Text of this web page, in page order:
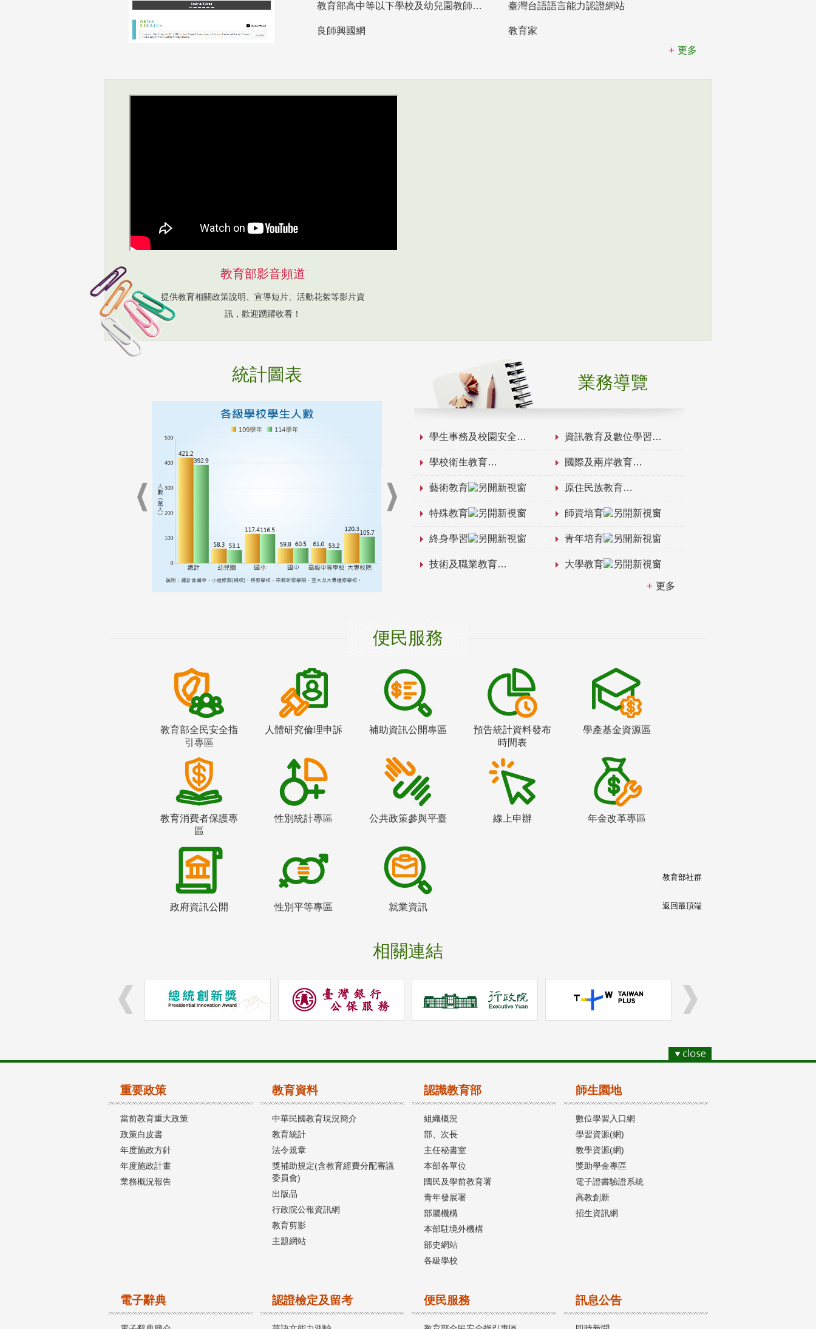
教育部高中等以下學校及幼兒園教師資格檢定考試 臺灣台語語言能力認證網站
良師興國網
教育家
更多
教育部影音頻道
提供教育相關政策說明、宣導短片、活動花絮等影片資
訊，歡迎踴躍收看！
統計圖表 業務導覽
學生事務及校園安全 資訊教育及數位學習
學校衛生教育 國際及兩岸教育
藝術教育 原住民族教育
特殊教育 師資培育
終身學習 青年培育
技術及職業教育 大學教育
更多
便民服務
教育部全民安全指
引專區
人體研究倫理申訴 補助資訊公開專區
預告統計資料發布
時間表
學產基金資源區
教育消費者保護專
區
性別統計專區 公共政策參與平臺 線上申辦 年金改革專區
政府資訊公開 性別平等專區 就業資訊
相關連結
教育部社群
返回最頂端
重要政策
當前教育重大政策
政策白皮書
年度施政方針
年度施政計畫
業務概況報告
教育資料
中華民國教育現況簡介
教育統計
法令規章
獎補助規定(含教育經費分配審議
委員會)
出版品
行政院公報資訊網
教育剪影
主題網站
認識教育部
組織概況
部、次長
主任秘書室
本部各單位
國民及學前教育署
青年發展署
部屬機構
本部駐境外機構
部史網站
各級學校
師生園地
數位學習入口網
學習資源(網)
教學資源(網)
獎助學金專區
電子證書驗證系統
高教創新
招生資訊網
電子辭典 認證檢定及留考 便民服務 訊息公告